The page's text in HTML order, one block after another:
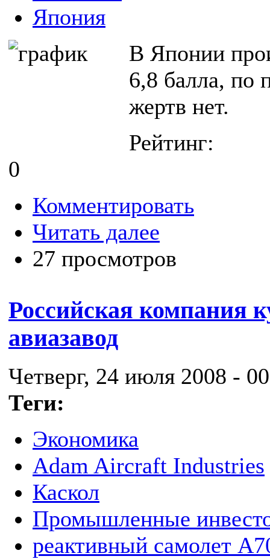
Япония
В Японии
6,8 балла, по
жертв нет.
Рейтинг:
0
Комментировать
Читать далее
27 просмотров
Российская компания
авиазавод
Четверг, 24 июля 2008 -
Теги:
Экономика
Adam Aircraft Industries
Каскол
Промышленные
реактивный самолет